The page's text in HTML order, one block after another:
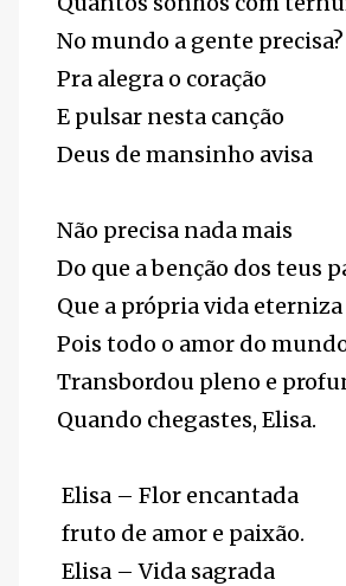
No mundo a gente precisa?
Pra alegra o coração
E pulsar nesta canção
Deus de mansinho avisa
Não precisa nada mais
Do que a benção dos teus
Que a própria vida eterniza
Pois todo o amor do
Transbordou pleno e
Quando chegastes, Elisa.
Elisa – Flor encantada
fruto de amor e paixão.
Elisa – Vida sagrada